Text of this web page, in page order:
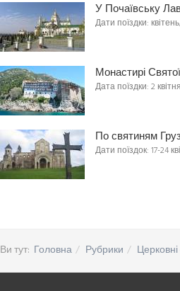
У Почаївську
Дати поїздки:
Монастирі
Дата поїздки: 2
По святиням
Дати поїздок: 17-24
Ви тут: Головна Рубрики